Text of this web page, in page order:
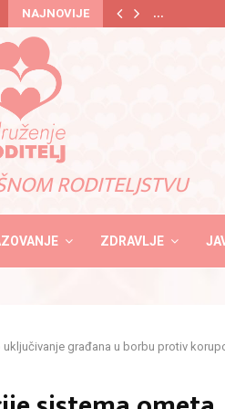
NAJNOVIJE …
RODITELJSTVU
ZDRAVLJE
građana u borbu protiv